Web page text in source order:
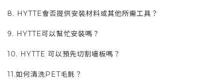
8. HYTTE會否提供安裝材料或其他所需工具？
9. HYTTE可以幫忙安裝嗎？
10. HYTTE 可以預先切割墻板嗎？
11.如何清洗PET毛氈？